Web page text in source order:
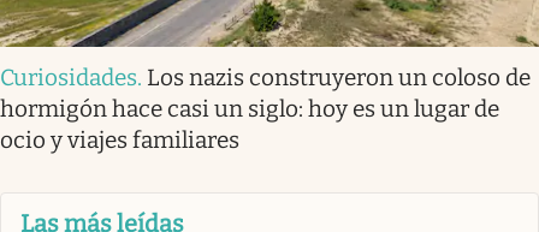
Curiosidades. Los nazis construyeron un coloso de
hormigón hace casi un siglo: hoy es un lugar de
ocio y viajes familiares
Las más leídas